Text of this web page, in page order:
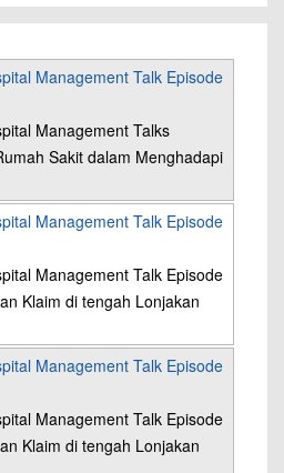
Management Talk Episode
Management Talks
Sakit dalam Menghadapi
Management Talk Episode
Management Talk Episode
Klaim di tengah Lonjakan
Management Talk Episode
Management Talk Episode
Klaim di tengah Lonjakan